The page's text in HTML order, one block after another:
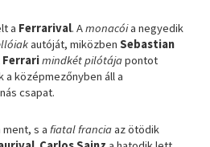
a Ferrarival. Amonacóia negyedik
autóját, miközbenSebastian
Ferrarimindkét pilótájapontot
középmezőnyben áll a
csapat.
s a fiatal franciaaz ötödik